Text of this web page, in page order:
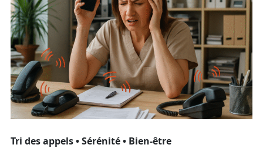
Tri des appels • Sérénité • Bien-être